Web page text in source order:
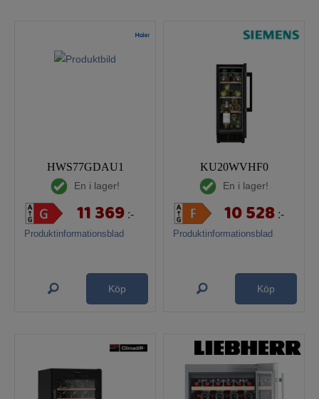
HWS77GDAU1
En i lager!
Produktinformationsblad
11 369 :-
Köp
KU20WVHF0
En i lager!
Produktinformationsblad
10 528 :-
Köp